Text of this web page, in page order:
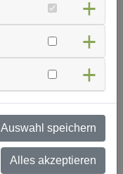
Auswahl speichern
Alles akzeptieren